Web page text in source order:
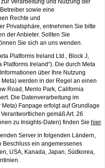
Verarbeitung und Nutzung der
sowie eine
Rechte und
Privatsphäre, entnehmen Sie bitte
der Anbieter. Sollten Sie
Sie sich an uns wenden.
Platforms Ireland Ltd., Block J,
Ireland“). Die durch Meta
über Ihre Nutzung
werden in der Regel an einen
Road, Menlo Park, California
Die Datenverarbeitung im
Fanpage erfolgt auf Grundlage
gemäß Art. 26
zu Insights-Daten) finden Sie hier.
Server in folgenden Ländern,
Beschluss ein angemessenes
USA, Kanada, Japan, Südkorea,